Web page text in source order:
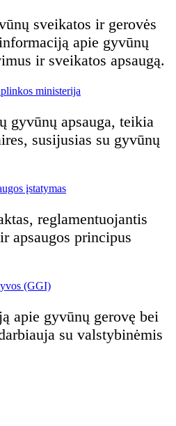
sveikatos ir gerovės
apie gyvūnų
ir sveikatos apsaugą.
ministerija
gyvūnų apsauga, teikia
susijusias su gyvūnų
įstatymas
reglamentuojantis
apsaugos principus
(GGI)
apie gyvūnų gerovę bei
su valstybinėmis